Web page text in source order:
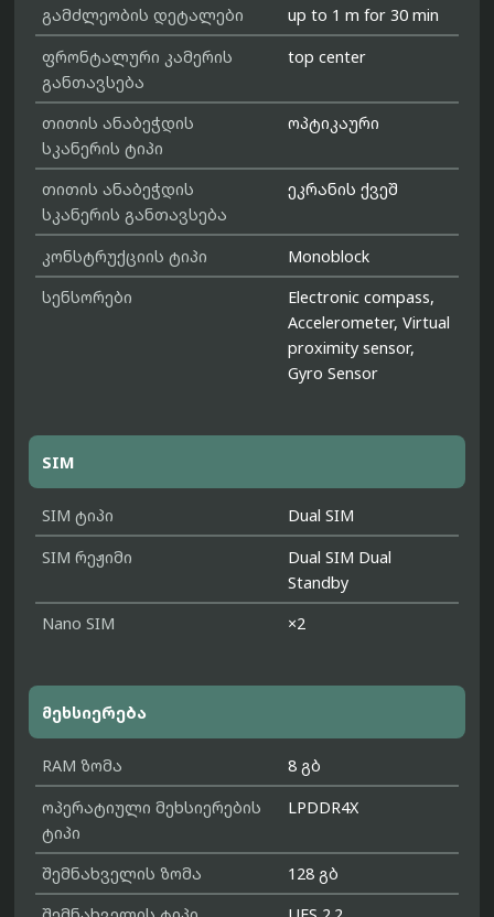
გამძლეობის დეტალები
up to 1 m for 30 min
ფრონტალური კამერის
განთავსება
top center
თითის ანაბეჭდის
სკანერის ტიპი
ოპტიკაური
თითის ანაბეჭდის
სკანერის განთავსება
ეკრანის ქვეშ
კონსტრუქციის ტიპი
Monoblock
სენსორები
Electronic compass,
Accelerometer, Virtual
proximity sensor,
Gyro Sensor
SIM
SIM ტიპი
Dual SIM
SIM რეჟიმი
Dual SIM Dual
Standby
Nano SIM
×2
მეხსიერება
RAM ზომა
8 გბ
ოპერატიული მეხსიერების
ტიპი
LPDDR4X
შემნახველის ზომა
128 გბ